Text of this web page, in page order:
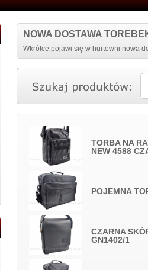
MĘSKI PORTFEL SKÓRZANY
NEW WILD 125400 BLUE
NOWA DOSTAWA
Wkrótce pojawi się w hurtowni nowa
TORBA NA
NEW 4588
POJEMNA
CZARNA
GN1402/1